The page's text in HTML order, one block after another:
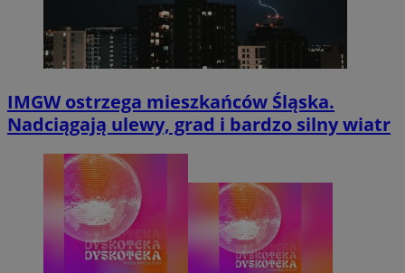
IMGW ostrzega mieszkańców Śląska.
Nadciągają ulewy, grad i bardzo silny wiatr